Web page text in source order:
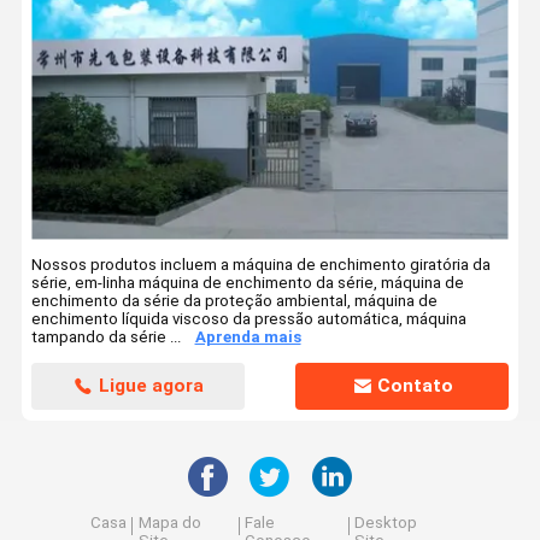
Nossos produtos incluem a máquina de enchimento giratória da
série, em-linha máquina de enchimento da série, máquina de
enchimento da série da proteção ambiental, máquina de
enchimento líquida viscoso da pressão automática, máquina
tampando da série ...
Aprenda mais
Ligue agora Contato
Casa
Mapa do
Fale
Desktop